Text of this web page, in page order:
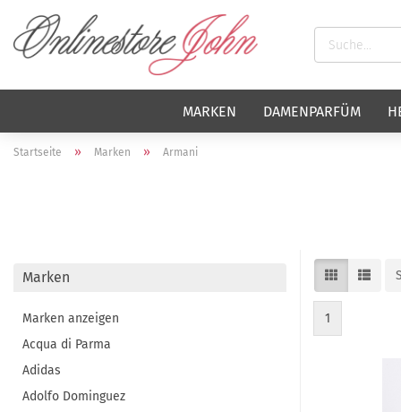
MARKEN DAMENPARFÜM
Startseite » Marken » Armani
Marken
Marken anzeigen
Acqua di Parma
Adidas
Adolfo Dominguez
1